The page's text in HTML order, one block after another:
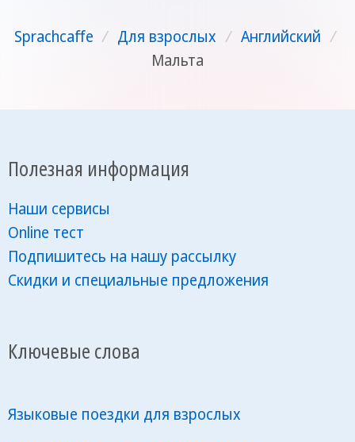
Sprachcaffe / Для взрослых / Английский /
Мальта
Полезная информация
Наши сервисы
Online тест
Подпишитесь на нашу рассылку
Скидки и специальные предложения
Ключевые слова
Языковые поездки для взрослых